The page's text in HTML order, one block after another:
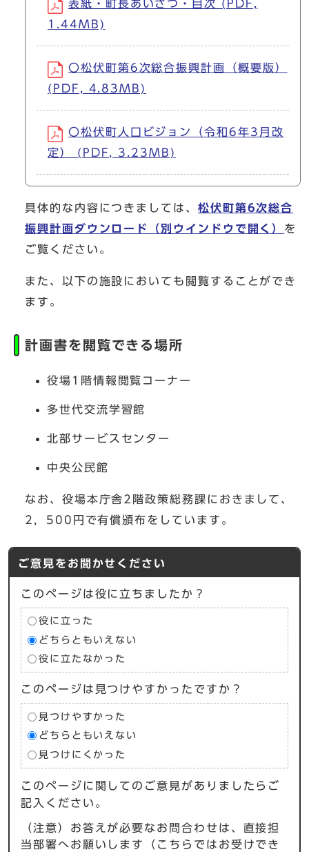
表紙・町長あいさつ・目次 (PDF,
1.44MB)
〇松伏町第6次総合振興計画（概要版）
(PDF, 4.83MB)
〇松伏町人口ビジョン（令和6年3月改
定） (PDF, 3.23MB)
具体的な内容につきましては、 松伏町第6次総合
振興計画ダウンロード
（別ウインドウで開く） を
ご覧ください。
また、以下の施設においても閲覧することができ
ます。
計画書を閲覧できる場所
役場1階情報閲覧コーナー
多世代交流学習館
北部サービスセンター
中央公民館
なお、役場本庁舎2階政策総務課におきまして、
2，500円で有償頒布をしています。
ご意見をお聞かせください
このページは役に立ちましたか？
役に立った
どちらともいえない
役に立たなかった
このページは見つけやすかったですか？
見つけやすかった
どちらともいえない
見つけにくかった
このページに関してのご意見がありましたらご
記入ください。
（注意）お答えが必要なお問合わせは、直接担
当部署へお願いします（こちらではお受けでき